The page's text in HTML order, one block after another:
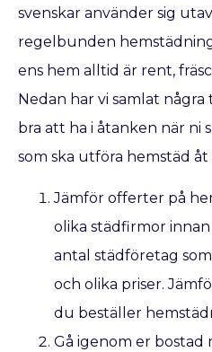
svenskar använder sig
regelbunden
ens hem alltid är rent,
Nedan har vi samlat några
bra att ha i åtanken när ni
som ska utföra hemstäd åt
Jämför offerter på
olika städfirmor
antal städföretag
och olika priser.
du beställer
Gå igenom er bostad